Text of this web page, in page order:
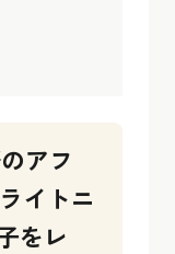
アフ
イトニ
をレ